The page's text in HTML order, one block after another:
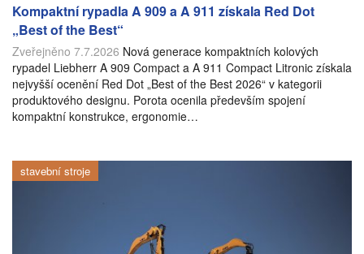
Kompaktní rypadla A 909 a A 911 získala Red Dot
„Best of the Best“
Zveřejněno 7.7.2026 Nová generace kompaktních kolových
rypadel Liebherr A 909 Compact a A 911 Compact Litronic získala
nejvyšší ocenění Red Dot „Best of the Best 2026“ v kategorii
produktového designu. Porota ocenila především spojení
kompaktní konstrukce, ergonomie…
stavební stroje